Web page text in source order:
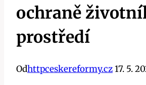
ochraně
prostředí
Odhttpceskereformy.cz17. 5.